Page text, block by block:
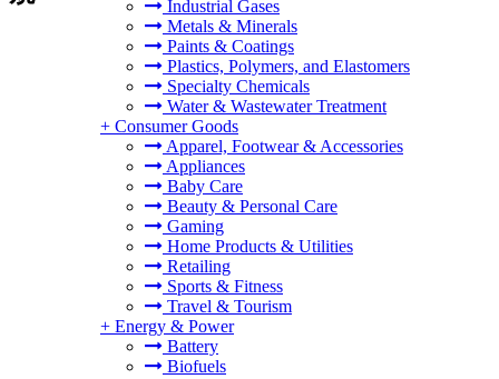
Industrial Gases
Metals & Minerals
Paints & Coatings
Plastics, Polymers, and Elastomers
Specialty Chemicals
Water & Wastewater Treatment
+ Consumer Goods
Apparel, Footwear & Accessories
Appliances
Baby Care
Beauty & Personal Care
Gaming
Home Products & Utilities
Retailing
Sports & Fitness
Travel & Tourism
+ Energy & Power
Battery
Biofuels